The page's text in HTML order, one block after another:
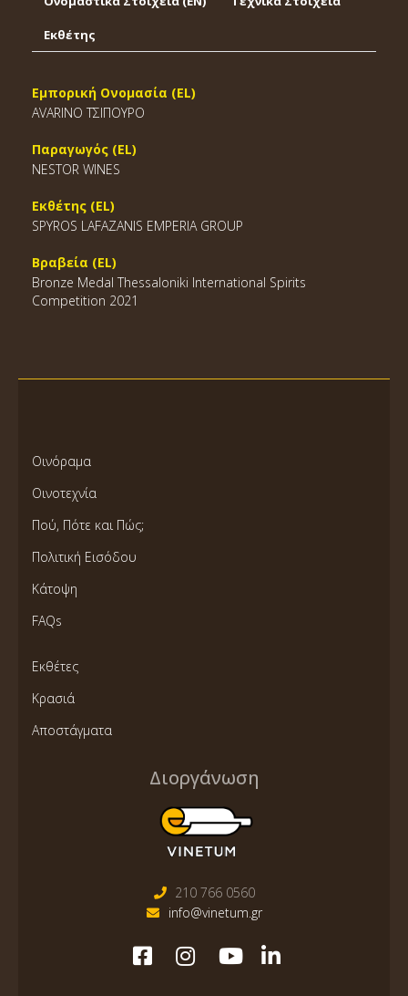
Εκθέτης
Εμπορική Ονομασία (EL)
AVARINO ΤΣΙΠΟΥΡΟ
Παραγωγός (EL)
NESTOR WINES
Εκθέτης (EL)
SPYROS LAFAZANIS EMPERIA GROUP
Βραβεία (EL)
Bronze Medal Thessaloniki International Spirits
Competition 2021
Οινόραμα
Οινοτεχνία
Πού, Πότε και Πώς;
Πολιτική Εισόδου
Κάτοψη
FAQs
Εκθέτες
Κρασιά
Αποστάγματα
Διοργάνωση
210 766 0560
info@vinetum.gr